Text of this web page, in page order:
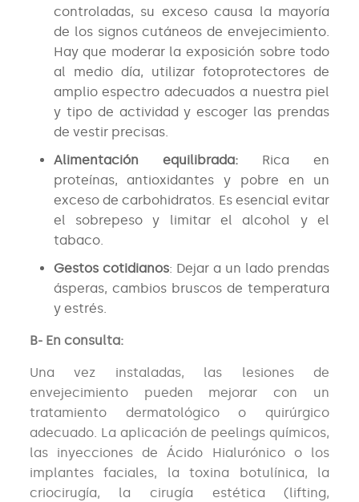
controladas, su exceso causa la mayoría
de los signos cutáneos de envejecimiento.
Hay que moderar la exposición sobre todo
al medio día, utilizar fotoprotectores de
amplio espectro adecuados a nuestra piel
y tipo de actividad y escoger las prendas
de vestir precisas.
Alimentación equilibrada:Rica en
proteínas, antioxidantes y pobre en un
exceso de carbohidratos. Es esencial evitar
el sobrepeso y limitar el alcohol y el
tabaco.
Gestos cotidianos: Dejar a un lado prendas
ásperas, cambios bruscos de temperatura
y estrés.
B- En consulta:
Una vez instaladas, las lesiones de
envejecimiento pueden mejorar con un
tratamiento dermatológico o quirúrgico
adecuado. La aplicación de peelings químicos,
las inyecciones de Ácido Hialurónico o los
implantes faciales, la toxina botulínica, la
criocirugía, la cirugía estética (lifting,